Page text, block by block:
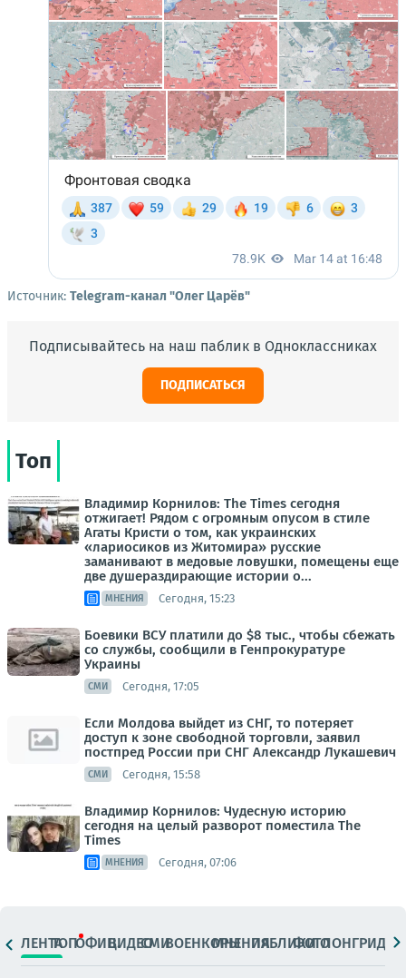
Источник: Telegram-канал "Олег Царёв"
Подписывайтесь на наш паблик в Одноклассниках
ПОДПИСАТЬСЯ
Топ
Владимир Корнилов: The Times сегодня
отжигает! Рядом с огромным опусом в стиле
Агаты Кристи о том, как украинских
«лариосиков из Житомира» русские
заманивают в медовые ловушки, помещены еще
две душераздирающие истории о...
МНЕНИЯ Сегодня, 15:23
Боевики ВСУ платили до $8 тыс., чтобы сбежать
со службы, сообщили в Генпрокуратуре
Украины
СМИ Сегодня, 17:05
Если Молдова выйдет из СНГ, то потеряет
доступ к зоне свободной торговли, заявил
постпред России при СНГ Александр Лукашевич
СМИ Сегодня, 15:58
Владимир Корнилов: Чудесную историю
сегодня на целый разворот поместила The
Times
МНЕНИЯ Сегодня, 07:06
ЛЕНТАТОПОФИЦ.ВИДЕОСМИВОЕНКОРЫМНЕНИЯПАБЛИКИ
ФОТОЛОНГРИДЫ